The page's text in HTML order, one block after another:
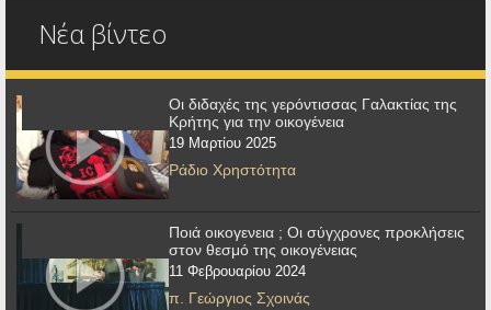
Νέα βίντεο
Οι διδαχές της γερόντισσας Γαλακτίας της
Κρήτης για την οικογένεια
19 Μαρτίου 2025
Ράδιο Χρηστότητα
Ποιά οικογενεια ; Οι σύγχρονες προκλήσεις
στον θεσμό της οικογένειας
11 Φεβρουαρίου 2024
π. Γεώργιος Σχοινάς